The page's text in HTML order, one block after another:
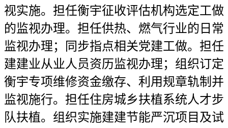
视实施。担任衡宇征收评估机构选定工做
的监视办理。担任供热、燃气行业的日常
监视办理；同步指点相关党建工做。担任
建建业从业人员资历监视办理；组织订定
衡宇专项维修资金缴存、利用规章轨制并
监视施行。担任住房城乡扶植系统人才步
队扶植。组织实施建建节能严沉项目及试